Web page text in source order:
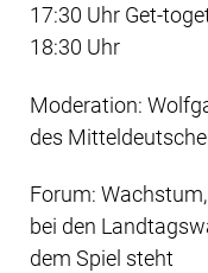
17:30 Uhr Get-
18:30 Uhr
Moderation:
des
Forum:
bei den
dem Spiel steht